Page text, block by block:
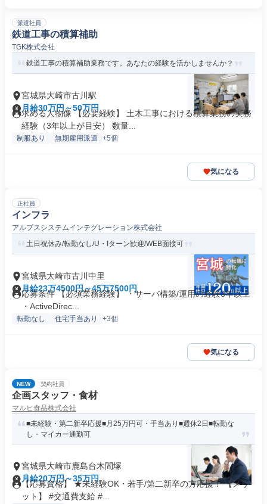
派遣社員
鉄道工事の積算補助
TGK株式会社
鉄道工事の積算補助業務です。あなたの経験を活かしませんか？
宮城県大崎市古川駅
月給30万円～50万円
求める人物像 【必要経験】 土木工事における積算業務の実務
経験（3年以上が目安） 数量...
制服あり 無期雇用派遣 +5個
気になる
正社員
インフラ
アルプスシステムインテグレーション株式会社
土日祝休み/転勤なし/U・Iターン歓迎/WEB面接可
宮城県大崎市古川中里
月給23万4500円～45万7500円
応募条件 【必須業務経験】 ・サーバ構築/運用の経験3年以上
・ActiveDirec...
転勤なし 住宅手当あり +3個
気になる
NEW 契約社員
企画スタッフ・食材
マルヒ食品株式会社
■未経験・第二新卒応援■月25万円可・手当あり■週休2日■転勤な
し・マイカー通勤可
宮城県大崎市鹿島台木間塚
月給20万円～35万円
【応募資格】 ★未経験OK・若手/第二新卒の方応援！ 【メリ
ット】 #交通費支給 #...